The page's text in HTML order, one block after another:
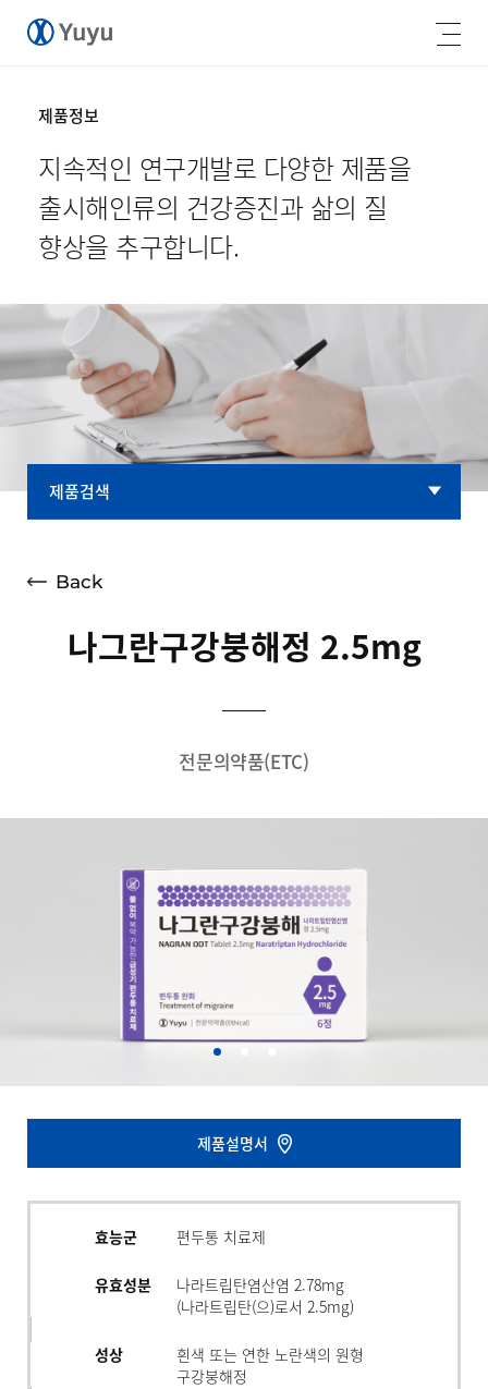
제품정보
지속적인 연구개발로 다양한 제품을
출시해인류의 건강증진과 삶의 질
향상을 추구합니다.
제품검색
대표브랜드
Back
나그란구강붕해정 2.5mg
전문의약품(ETC)
제품설명서
효능군 편두통 치료제
유효성분
나라트립탄염산염 2.78mg
(나라트립탄(으)로서 2.5mg)
성상
흰색 또는 연한 노란색의 원형
구강붕해정